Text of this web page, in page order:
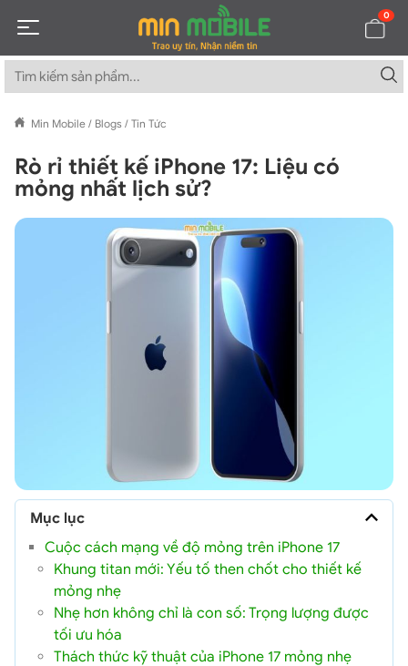
0
Min Mobile / Blogs / Tin Tức
Rò rỉ thiết kế iPhone 17: Liệu có
mỏng nhất lịch sử?
Mục lục
Cuộc cách mạng về độ mỏng trên iPhone 17
Khung titan mới: Yếu tố then chốt cho thiết kế
mỏng nhẹ
Nhẹ hơn không chỉ là con số: Trọng lượng được
tối ưu hóa
Thách thức kỹ thuật của iPhone 17 mỏng nhẹ